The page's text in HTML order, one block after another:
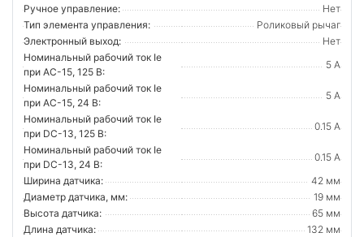
Ручное управление:
Нет
Тип элемента управления:
Роликовый рычаг
Электронный выход:
Нет
Номинальный рабочий ток Ie
при AC-15, 125 В:
5 А
Номинальный рабочий ток Ie
при AC-15, 24 В:
5 А
Номинальный рабочий ток Ie
при DC-13, 125 В:
0.15 А
Номинальный рабочий ток Ie
при DC-13, 24 В:
0.15 А
Ширина датчика:
42 мм
Диаметр датчика, мм:
19 мм
Высота датчика:
65 мм
Длина датчика:
132 мм